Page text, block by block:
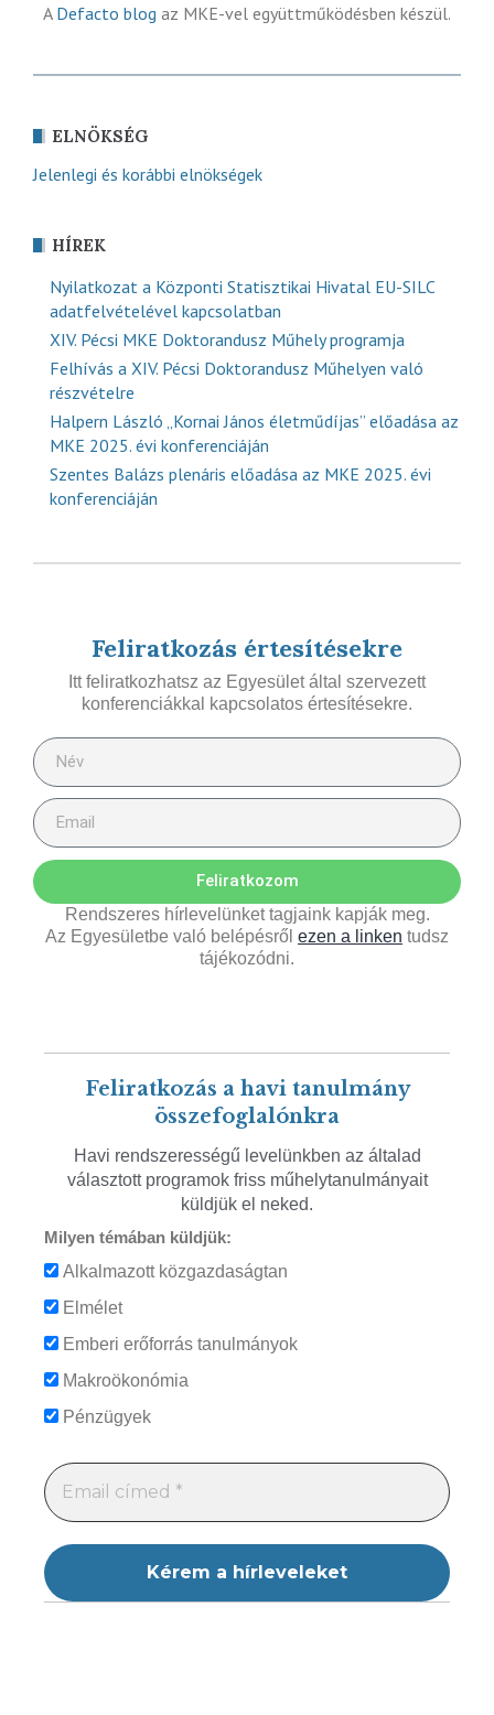
A Defacto blog az MKE-vel együttműködésben készül.
ELNÖKSÉG
Jelenlegi és korábbi elnökségek
HÍREK
Nyilatkozat a Központi Statisztikai Hivatal EU-SILC
adatfelvételével kapcsolatban
XIV. Pécsi MKE Doktorandusz Műhely programja
Felhívás a XIV. Pécsi Doktorandusz Műhelyen való
részvételre
Halpern László „Kornai János életműdíjas” előadása az
MKE 2025. évi konferenciáján
Szentes Balázs plenáris előadása az MKE 2025. évi
konferenciáján
Feliratkozás értesítésekre
Itt feliratkozhatsz az Egyesület által szervezett
konferenciákkal kapcsolatos értesítésekre.
Feliratkozom
Rendszeres hírlevelünket tagjaink kapják meg.
Az Egyesületbe való belépésről ezen a linken tudsz
tájékozódni.
Feliratkozás a havi tanulmány
összefoglalónkra
Havi rendszerességű levelünkben az általad
választott programok friss műhelytanulmányait
küldjük el neked.
Milyen témában küldjük:
Alkalmazott közgazdaságtan
Elmélet
Emberi erőforrás tanulmányok
Makroökonómia
Pénzügyek